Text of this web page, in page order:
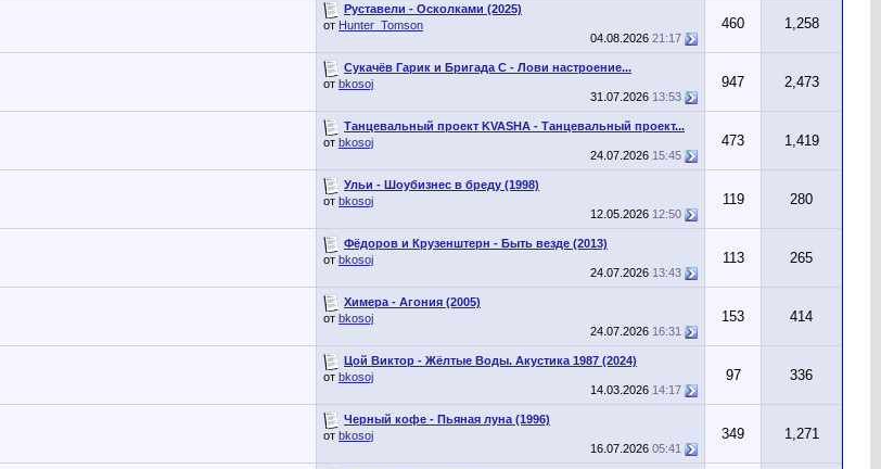
Руставели - Осколками (2025)
от Hunter_Tomson
04.08.2026 21:17
460 1,258
Сукачёв Гарик и Бригада С - Лови настроение...
от bkosoj
31.07.2026 13:53
947 2,473
Танцевальный проект KVASHA - Танцевальный проект...
от bkosoj
24.07.2026 15:45
473 1,419
Ульи - Шоубизнес в бреду (1998)
от bkosoj
12.05.2026 12:50
119 280
Фёдоров и Крузенштерн - Быть везде (2013)
от bkosoj
24.07.2026 13:43
113 265
Химера - Агония (2005)
от bkosoj
24.07.2026 16:31
153 414
Цой Виктор - Жёлтые Воды. Акустика 1987 (2024)
от bkosoj
14.03.2026 14:17
97 336
Черный кофе - Пьяная луна (1996)
от bkosoj
16.07.2026 05:41
349 1,271